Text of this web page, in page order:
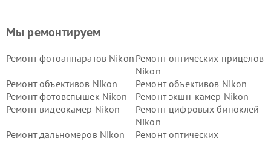
Мы ремонтируем
Ремонт фотоаппаратов Nikon Ремонт оптических прицелов
Nikon
Ремонт объективов Nikon
Ремонт объективов Nikon
Ремонт фотовспышек Nikon
Ремонт экшн-камер Nikon
Ремонт видеокамер Nikon
Ремонт цифровых биноклей
Nikon
Ремонт дальномеров Nikon
Ремонт оптических